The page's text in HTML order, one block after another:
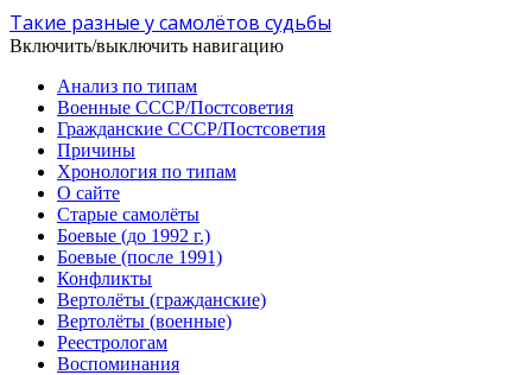
Такие разные у самолётов судьбы
Включить/выключить навигацию
Анализ по типам
Военные СССР/Постсоветия
Гражданские СССР/Постсоветия
Причины
Хронология по типам
О сайте
Старые самолёты
Боевые (до 1992 г.)
Боевые (после 1991)
Конфликты
Вертолёты (гражданские)
Вертолёты (военные)
Реестрологам
Воспоминания